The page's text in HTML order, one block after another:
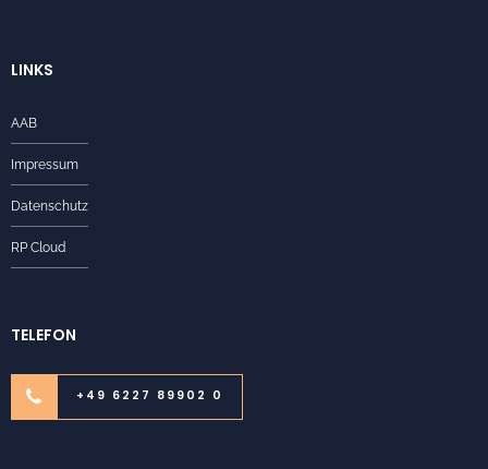
LINKS
AAB
Impressum
Datenschutz
RP Cloud
TELEFON
+49 6227 89902 0